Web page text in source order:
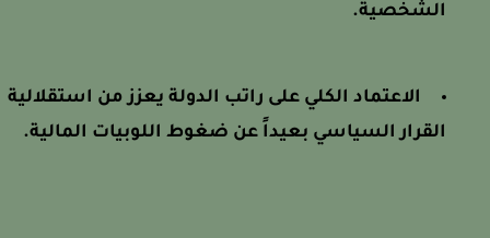
الشخصية.
الاعتماد الكلي على راتب الدولة يعزز من استقلالية
القرار السياسي بعيداً عن ضغوط اللوبيات المالية.